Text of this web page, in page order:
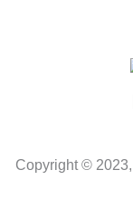
Copyright © 2023,